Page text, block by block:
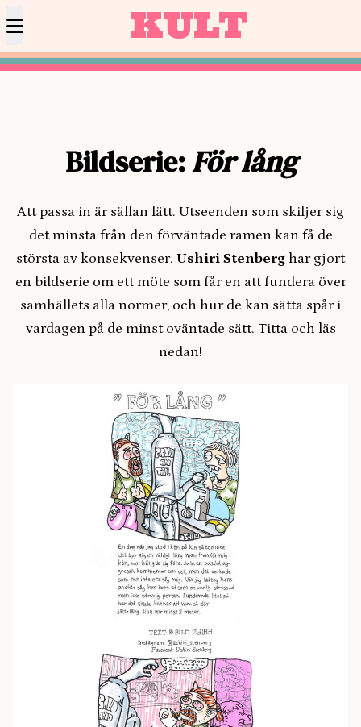
KULT
Bildserie:För lång
Att passa in är sällan lätt. Utseenden som skiljer sig
det minsta från den förväntade ramen kan få de
största av konsekvenser. Ushiri Stenberg har gjort
en bildserie om ett möte som får en att fundera över
samhällets alla normer, och hur de kan sätta spår i
vardagen på de minst oväntade sätt. Titta och läs
nedan!